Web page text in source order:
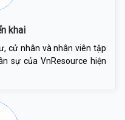
khai
cử nhân và nhân viên tập
sự của VnResource hiện